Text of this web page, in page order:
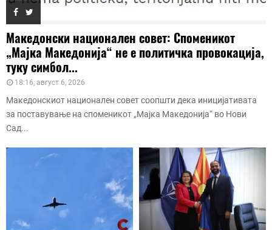
Македонски национален совет: Споменикот
„Мајка Македонија“ не е политичка провокација,
туку симбол...
18:16, август 6, 2026
Македонскиот национален совет соопшти дека иницијативата
за поставување на споменикот „Мајка Македонија“ во Нови
Сад...